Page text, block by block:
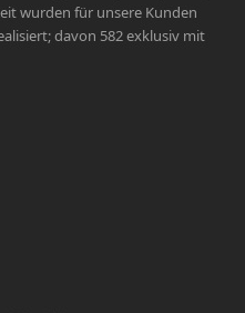
wurden für unsere Kunden
davon 582 exklusiv mit